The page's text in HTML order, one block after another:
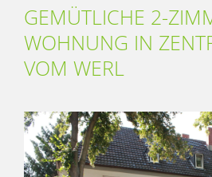
GEMÜTLICHE 2-
WOHNUNG IN
VOM WERL